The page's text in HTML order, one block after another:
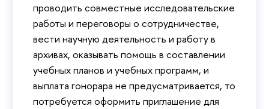
проводить совместные исследовательские
работы и переговоры о сотрудничестве,
вести научную деятельность и работу в
архивах, оказывать помощь в составлении
учебных планов и учебных программ, и
выплата гонорара не предусматривается, то
потребуется оформить приглашение для